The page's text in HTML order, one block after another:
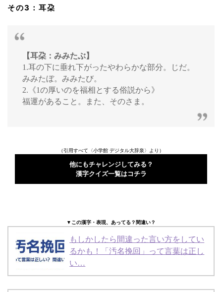
その3：耳朶
【耳朶：みみたぶ】
1.耳の下に垂れ下がったやわらかな部分。じだ。
みみたぼ。みみたび。
2.《1の厚いのを福相とする俗説から》
福運があること。また、そのさま。
（引用すべて〈小学館 デジタル大辞泉〉より）
他にもチャレンジしてみる？
漢字クイズ一覧はコチラ
▼この漢字・表現、あってる？間違い？
もしかしたら間違った言い方をしてい
るかも！「汚名挽回」って言葉は正し
い…